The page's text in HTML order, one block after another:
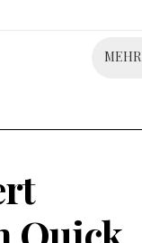
MEHR